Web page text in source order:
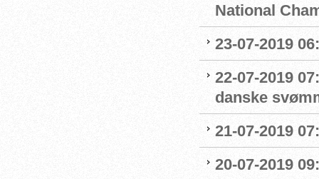
National
23-07-2019
22-07-2019
danske
21-07-2019
20-07-2019